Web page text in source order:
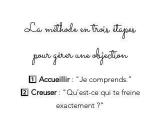
La méthode en trois étapes
pour gérer une objection
1️⃣ Accueillir: "Je comprends.”
2️⃣ Creuser: "Qu’est-ce qui te freine
exactement ?”